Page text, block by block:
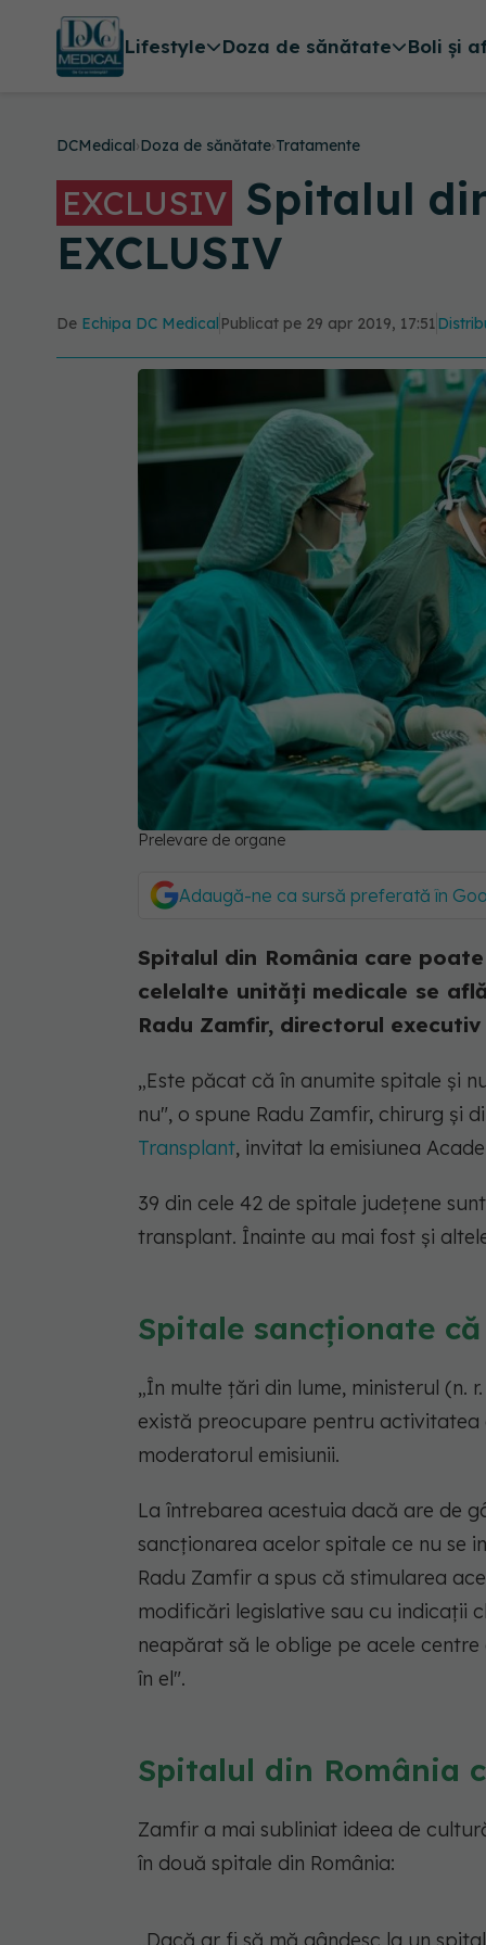
Lifestyle Doza de sănătate Boli și
DCMedical›Doza de sănătate›Tratamente
EXCLUSIV Spitalul
EXCLUSIV
De Echipa DC Medical Publicat pe 29 apr 2019, 17:51
Prelevare de organe
Adaugă-ne ca sursă preferată în
Spitalul din România care
celelalte unități medicale se
Radu Zamfir, directorul executiv
„Este păcat că în anumite spitale și
nu", o spune Radu Zamfir, chirurg și
Transplant, invitat la emisiunea
39 din cele 42 de spitale județene
transplant. Înainte au mai fost și
Spitale sancționate
„În multe țări din lume, ministerul (n.
există preocupare pentru activitatea
moderatorul emisiunii.
La întrebarea acestuia dacă are de
sancționarea acelor spitale ce nu se
Radu Zamfir a spus că stimularea
modificări legislative sau cu indicații
neapărat să le oblige pe acele
în el".
Spitalul din România
Zamfir a mai subliniat ideea de
în două spitale din România:
„Dacă ar fi să mă gândesc la un